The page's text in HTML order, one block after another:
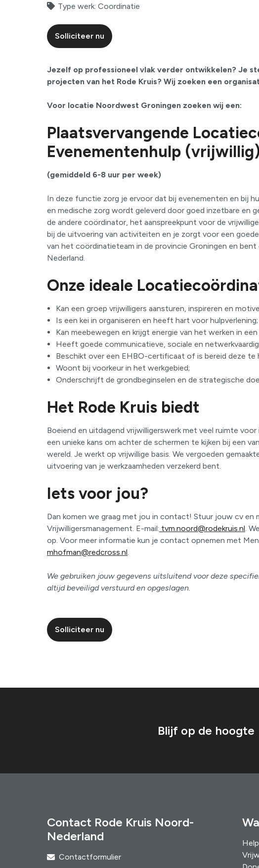
Type werk: Coordinatie
Solliciteer nu
Jezelf op professioneel vlak verder ontwikkelen? Je
projecten van het Rode Kruis? Wij zoeken een
Voor locatie Noordwest Groningen zoeken wij een:
Plaatsvervangende
Evenementenhulp
(gemiddeld 6-8 uur per week)
In deze functie zorg je ervoor dat bij evenementen en bij
en medische zorg wordt geleverd door goed inzetbare en
de andere coördinator, het aanspreekpunt voor de
bij de uitvoering van activiteiten en je zorgt voor een
van het coördinatieteam in de provincie Groningen en
Nederland.
Onze ideale
Kan een groep vrijwilligers aansturen, inspireren en
Is een kei in organiseren en heeft hart voor hulpverlening;
Kan meebewegen en krijgt energie van het werken in
Heeft goede communicatieve, sociale en
Beschikt over een EHBO-certificaat of is bereid deze te
Woont bij voorkeur in het werkgebied;
Onderschrijft de grondbeginselen en de strategische
Het Rode Kruis biedt
Boeiend en uitdagend vrijwilligerswerk met veel ruimte
een unieke kans om achter de schermen te kijken bij een
wereld. Je werkt op vrijwillige basis. We vergoeden
uitvoering van je werkzaamheden verzekerd bent.
Iets voor jou?
Dan komen we graag met jou in contact! Stuur jouw cv en
Vrijwilligersmanagement. E-mail: tvm.noord@rodekruis.nl.
op. Voor meer informatie kun je contact opnemen met
mhofman@redcross.nl.
We gebruiken jouw gegevens uitsluitend voor deze
altijd beveiligd verstuurd en opgeslagen.
Solliciteer nu
Blijf op de hoogte
Contact Rode Kruis Noord-
Nederland
Contactformulier